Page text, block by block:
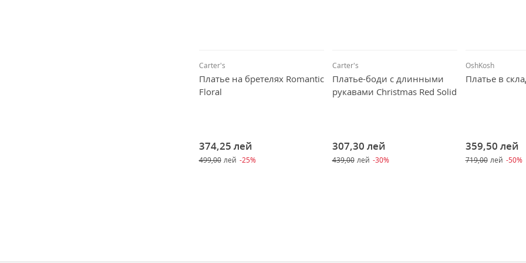
Carter's
Платье на бретелях Romantic
Floral
374,25 лей
499,00 лей -25%
Carter's
Платье-боди с длинными
рукавами Christmas Red Solid
307,30 лей
439,00 лей -30%
OshKosh
Платье в
359,50 лей
719,00 лей -50%